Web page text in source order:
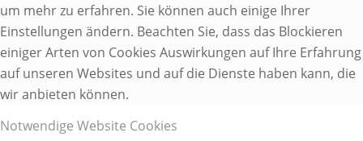
um mehr zu erfahren. Sie können auch einige Ihrer
Einstellungen ändern. Beachten Sie, dass das Blockieren
einiger Arten von Cookies Auswirkungen auf Ihre Erfahrung
auf unseren Websites und auf die Dienste haben kann, die
wir anbieten können.
Notwendige Website Cookies